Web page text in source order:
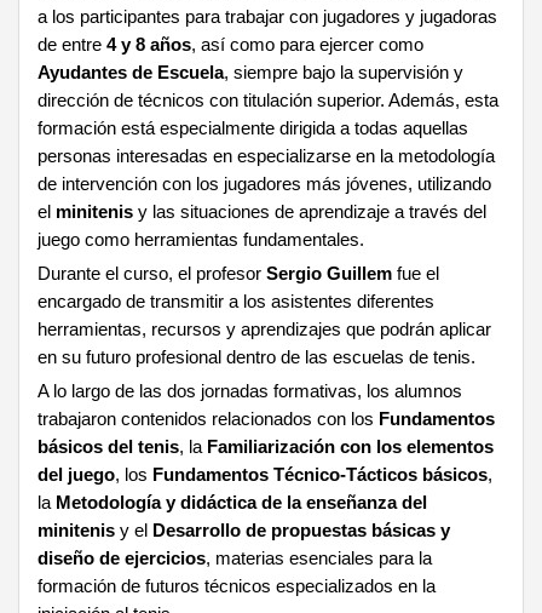
a los participantes para trabajar con jugadores y jugadoras
de entre 4 y 8 años, así como para ejercer como
Ayudantes de Escuela, siempre bajo la supervisión y
dirección de técnicos con titulación superior. Además, esta
formación está especialmente dirigida a todas aquellas
personas interesadas en especializarse en la metodología
de intervención con los jugadores más jóvenes, utilizando
el minitenis y las situaciones de aprendizaje a través del
juego como herramientas fundamentales.
Durante el curso, el profesor Sergio Guillem fue el
encargado de transmitir a los asistentes diferentes
herramientas, recursos y aprendizajes que podrán aplicar
en su futuro profesional dentro de las escuelas de tenis.
A lo largo de las dos jornadas formativas, los alumnos
trabajaron contenidos relacionados con los Fundamentos
básicos del tenis, la Familiarización con los elementos
del juego, los Fundamentos Técnico-Tácticos básicos,
la Metodología y didáctica de la enseñanza del
minitenis y el
Desarrollo de propuestas básicas y
diseño de ejercicios, materias esenciales para la
formación de futuros técnicos especializados en la